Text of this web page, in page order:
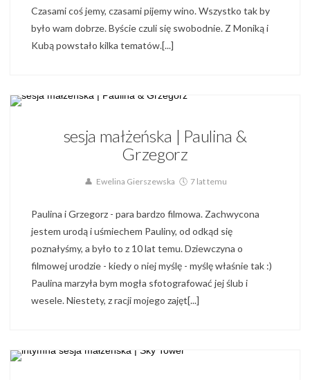
Czasami coś jemy, czasami pijemy wino. Wszystko tak by
było wam dobrze. Byście czuli się swobodnie. Z Moniką i
Kubą powstało kilka tematów.[...]
sesja małżeńska | Paulina &
Grzegorz
Ewelina Gierszewska 7 lat temu
Paulina i Grzegorz - para bardzo filmowa. Zachwycona
jestem urodą i uśmiechem Pauliny, od odkąd się
poznałyśmy, a było to z 10 lat temu. Dziewczyna o
filmowej urodzie - kiedy o niej myślę - myślę właśnie tak :)
Paulina marzyła bym mogła sfotografować jej ślub i
wesele. Niestety, z racji mojego zajęt[...]